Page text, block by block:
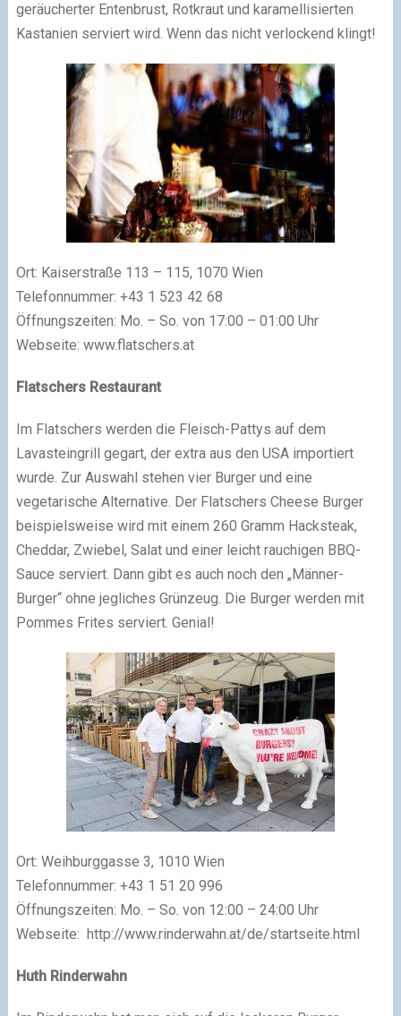
geräucherter Entenbrust, Rotkraut und karamellisierten
Kastanien serviert wird. Wenn das nicht verlockend klingt!
Ort: Kaiserstraße 113 – 115, 1070 Wien
Telefonnummer: +43 1 523 42 68
Öffnungszeiten: Mo. – So. von 17:00 – 01:00 Uhr
Webseite: www.flatschers.at
Flatschers Restaurant
Im Flatschers werden die Fleisch-Pattys auf dem
Lavasteingrill gegart, der extra aus den USA importiert
wurde. Zur Auswahl stehen vier Burger und eine
vegetarische Alternative. Der Flatschers Cheese Burger
beispielsweise wird mit einem 260 Gramm Hacksteak,
Cheddar, Zwiebel, Salat und einer leicht rauchigen BBQ-
Sauce serviert. Dann gibt es auch noch den „Männer-
Burger“ ohne jegliches Grünzeug. Die Burger werden mit
Pommes Frites serviert. Genial!
Ort: Weihburggasse 3, 1010 Wien
Telefonnummer: +43 1 51 20 996
Öffnungszeiten: Mo. – So. von 12:00 – 24:00 Uhr
Webseite: http://www.rinderwahn.at/de/startseite.html
Huth Rinderwahn